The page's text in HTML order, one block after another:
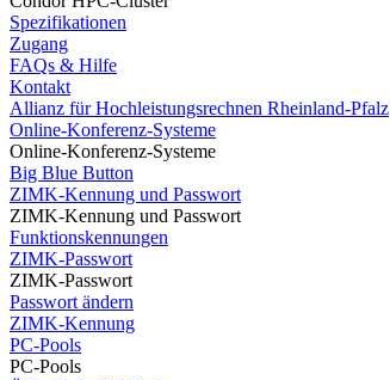
Spezifikationen
Zugang
FAQs & Hilfe
Kontakt
Allianz für Hochleistungsrechnen Rheinland-Pfalz
Online-Konferenz-Systeme
Online-Konferenz-Systeme
Big Blue Button
ZIMK-Kennung und Passwort
ZIMK-Kennung und Passwort
Funktionskennungen
ZIMK-Passwort
ZIMK-Passwort
Passwort ändern
ZIMK-Kennung
PC-Pools
PC-Pools